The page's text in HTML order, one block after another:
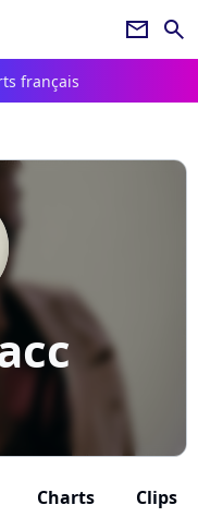
newsletter search
français
Charts Clips